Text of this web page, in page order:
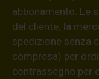
abbonamento. Le
del cliente; la
spedizione senza
compresa) per
contrassegno per